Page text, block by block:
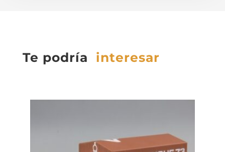
Te podría interesar